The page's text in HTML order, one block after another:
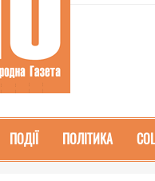
ПОДІЇ ПОЛІТИКА